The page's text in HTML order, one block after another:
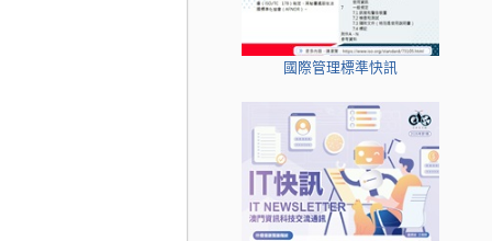
國際管理標準快訊